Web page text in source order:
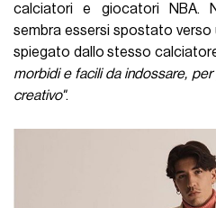
calciatori e giocatori NBA.
sembra essersi spostato verso
spiegato dallo stesso
morbidi e facili da indossare,
creativo".